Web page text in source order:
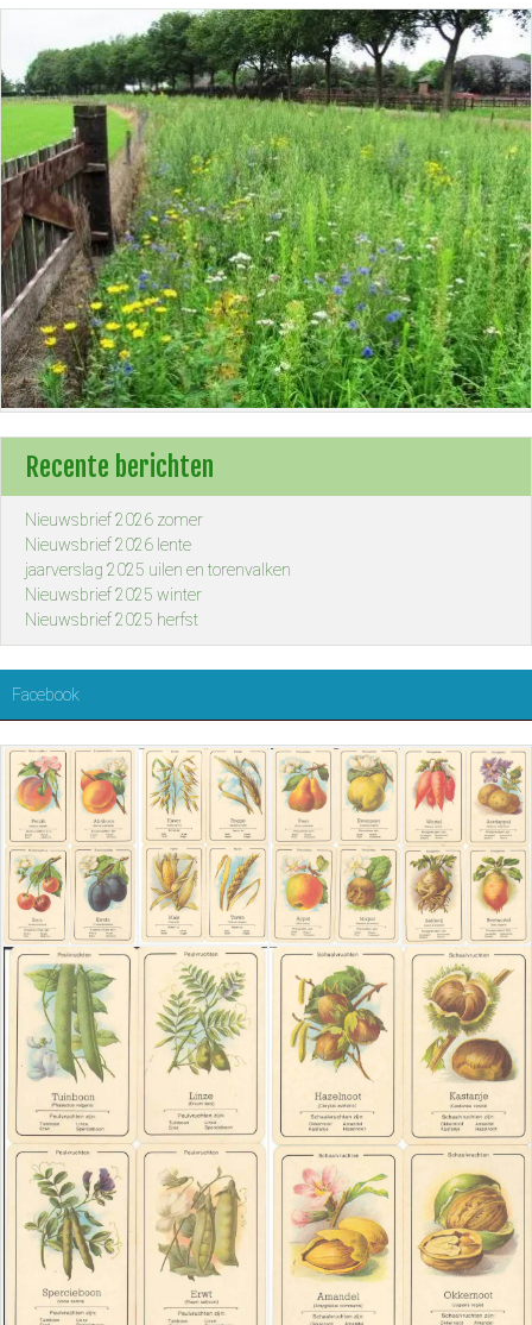
Recente berichten
Nieuwsbrief 2026 zomer
Nieuwsbrief 2026 lente
jaarverslag 2025 uilen en torenvalken
Nieuwsbrief 2025 winter
Nieuwsbrief 2025 herfst
Facebook